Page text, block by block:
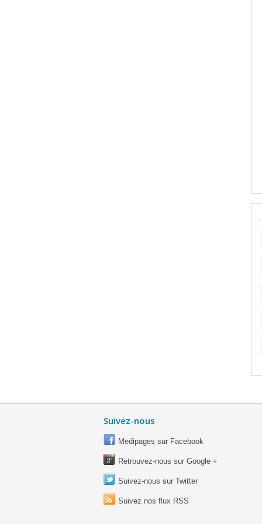
Suivez-nous
Medipages sur Facebook
Retrouvez-nous sur Google +
Suivez-nous sur Twitter
Suivez nos flux RSS